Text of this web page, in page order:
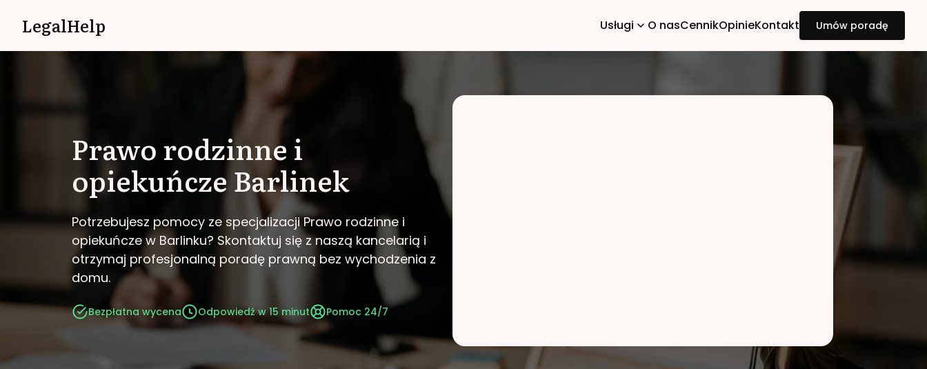
LegalHelp Usługi O nasCennikOpinieKontakt Umów poradę
Prawo rodzinne i
opiekuńczeBarlinek
Potrzebujesz pomocy ze specjalizacji Prawo rodzinne i
opiekuńcze w Barlinku? Skontaktuj się z naszą kancelarią i
otrzymaj profesjonalną poradę prawną bez wychodzenia z
domu.
Bezpłatna wycena Odpowiedź w 15 minut Pomoc 24/7